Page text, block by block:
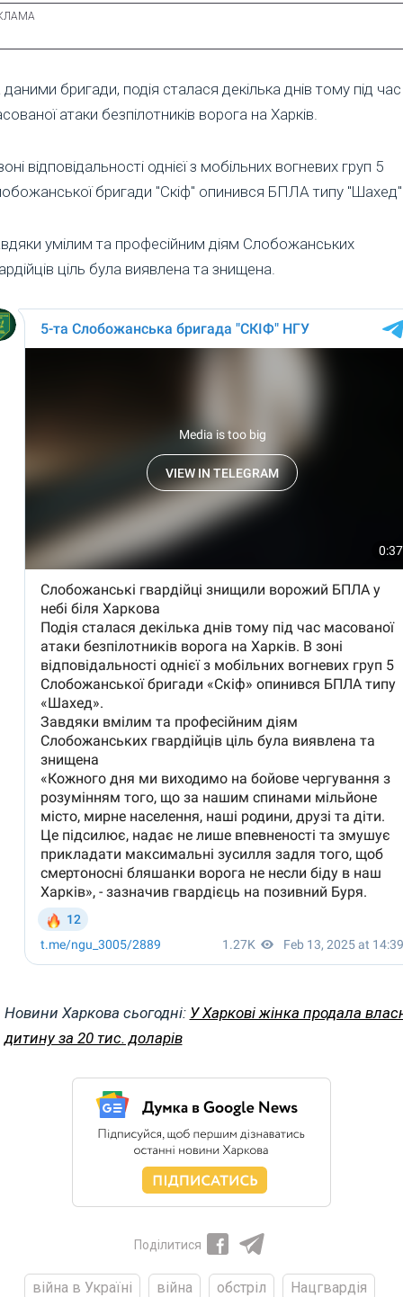
бригади, подія сталася декілька днів тому під час
атаки безпілотників ворога на Харків.
відповідальності однієї з мобільних вогневих груп 5
бригади "Скіф" опинився БПЛА типу
умілим та професійним діям Слобожанських
ціль була виявлена та знищена.
Новини Харкова сьогодні: У Харкові жінка продала
дитину за 20 тис. доларів
Поділитися
війна в Україні війна обстріл
Нацгвардія